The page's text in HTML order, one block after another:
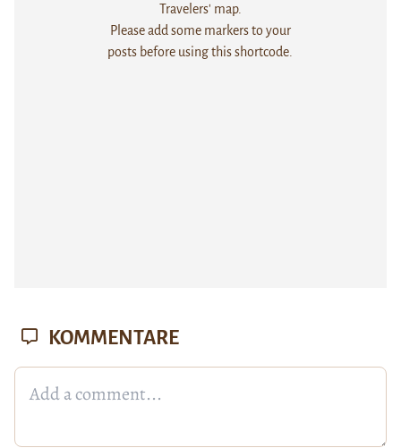
Travelers' map.
Please add some markers to your
posts before using this shortcode.
KOMMENTARE